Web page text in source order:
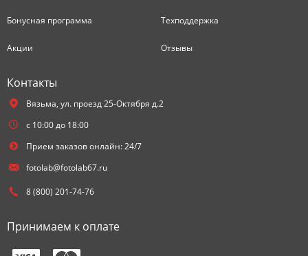
Бонусная программа Техподдержка
Акции Отзывы
Контакты
Вязьма, ул. проезд 25-Октября д.2
с 10:00 до 18:00
Прием заказов онлайн: 24/7
fotolab@fotolab67.ru
8 (800) 201-74-76
Принимаем к оплате